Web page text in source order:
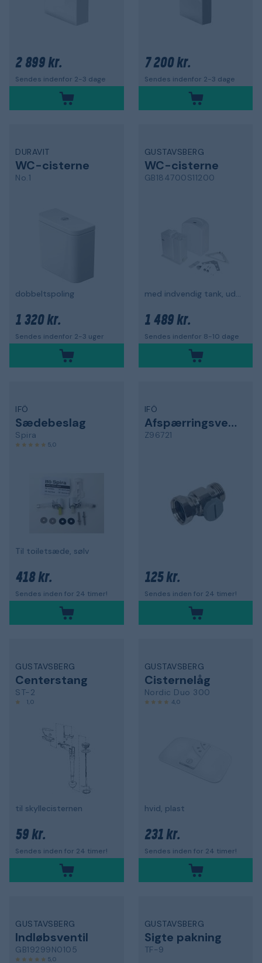
2 899 kr.
Sendes indenfor 2-3 dage
7 200 kr.
Sendes indenfor 2-3 dage
DURAVIT
WC-cisterne
No.1
dobbeltspoling
1 320 kr.
Sendes indenfor 2-3 uger
GUSTAVSBERG
WC-cisterne
GB184700S11200
med indvendig tank, uden armatur
1 489 kr.
Sendes indenfor 8-10 dage
IFÖ
Sædebeslag
Spira
5,0
Til toiletsæde, sølv
418 kr.
Sendes inden for 24 timer!
IFÖ
Afspærringsventil
Z96721
125 kr.
Sendes inden for 24 timer!
GUSTAVSBERG
Centerstang
ST-2
1,0
til skyllecisternen
59 kr.
Sendes inden for 24 timer!
GUSTAVSBERG
Cisternelåg
Nordic Duo 300
4,0
hvid, plast
231 kr.
Sendes inden for 24 timer!
GUSTAVSBERG
Indløbsventil
GB19299N0105
5,0
GUSTAVSBERG
Sigte pakning
TF-9